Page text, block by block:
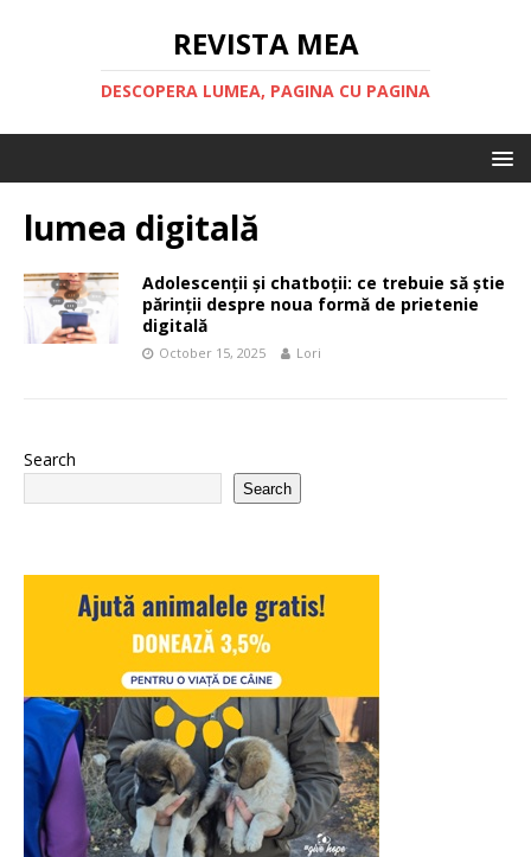
REVISTA MEA
DESCOPERA LUMEA, PAGINA CU PAGINA
lumea digitală
Adolescenții și chatboții: ce trebuie să știe
părinții despre noua formă de prietenie
digitală
October 15, 2025 Lori
Search
Search